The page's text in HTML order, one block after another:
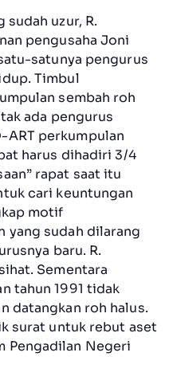
sudah uzur, R.
pengusaha Joni
satunya pengurus
Timbul
sembah roh
ada pengurus
perkumpulan
harus dihadiri 3/4
rapat saat itu
cari keuntungan
motif
yang sudah dilarang
baru. R.
Sementara
tahun 1991 tidak
datangkan roh halus.
surat untuk rebut aset
Pengadilan Negeri